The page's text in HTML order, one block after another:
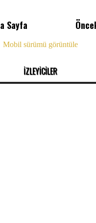
Sayfa
Mobil sürümü görüntüle
İZLEYİCİLER